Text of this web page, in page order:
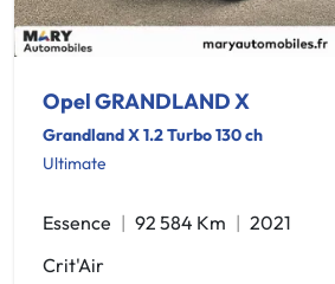
Opel GRANDLAND X
Grandland X 1.2 Turbo 130 ch
Ultimate
Essence 92 584 Km
2021
Crit'Air